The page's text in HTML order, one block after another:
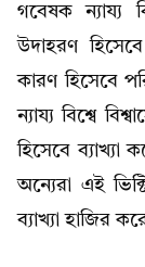
গবেষক ন্যায্য
উদাহরণ
কারণ হিসেবে
ন্যায্য বিশ্বে
হিসেবে ব্যাখ্যা
অন্যেরা এই
ব্যাখ্যা হাজির